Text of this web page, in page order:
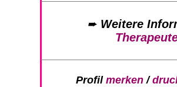
➨ Weitere
Profil merken/